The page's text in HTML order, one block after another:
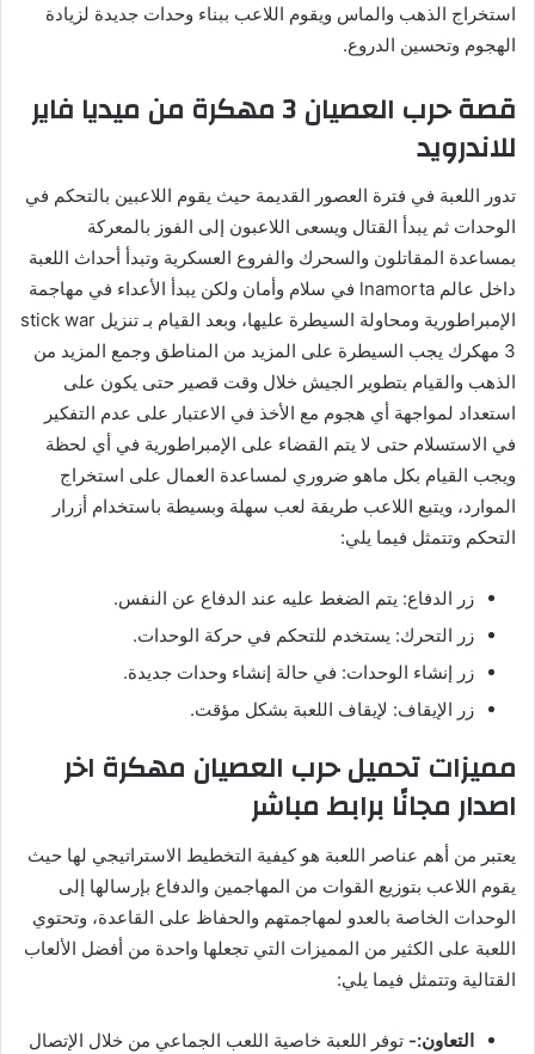
استخراج الذهب والماس ويقوم اللاعب ببناء وحدات جديدة لزيادة
الهجوم وتحسين الدروع.
قصةحرب العصيان 3 مهكرة من ميديا فاير
للاندرويد
تدور اللعبة في فترة العصور القديمة حيث يقوم اللاعبين بالتحكم في
الوحدات ثم يبدأ القتال ويسعى اللاعبون إلى الفوز بالمعركة
بمساعدة المقاتلون والسحرك والفروع العسكرية وتبدأ أحداث اللعبة
داخل عالم lnamorta في سلام وأمان ولكن يبدأ الأعداء في مهاجمة
الإمبراطورية ومحاولة السيطرة عليها، وبعد القيام بـ تنزيل stick war
3 مهكرك يجب السيطرة على المزيد من المناطق وجمع المزيد من
الذهب والقيام بتطوير الجيش خلال وقت قصير حتى يكون على
استعداد لمواجهة أي هجوم مع الأخذ في الاعتبار على عدم التفكير
في الاستسلام حتى لا يتم القضاء على الإمبراطورية في أي لحظة
ويجب القيام بكل ماهو ضروري لمساعدة العمال على استخراج
الموارد، ويتبع اللاعب طريقة لعب سهلة وبسيطة باستخدام أزرار
التحكم وتتمثل فيما يلي:
زر الدفاع: يتم الضغط عليه عند الدفاع عن النفس.
زر التحرك: يستخدم للتحكم في حركة الوحدات.
زر إنشاء الوحدات: في حالة إنشاء وحدات جديدة.
زر الإيقاف: لإيقاف اللعبة بشكل مؤقت.
مميزات تحميل حرب العصيان مهكرة اخر
اصدار مجانًا برابط مباشر
يعتبر من أهم عناصر اللعبة هو كيفية التخطيط الاستراتيجي لها حيث
يقوم اللاعب بتوزيع القوات من المهاجمين والدفاع بإرسالها إلى
الوحدات الخاصة بالعدو لمهاجمتهم والحفاظ على القاعدة، وتحتوي
اللعبة على الكثير من المميزات التي تجعلها واحدة من أفضل الألعاب
القتالية وتتمثل فيما يلي:
التعاون:- توفر اللعبة خاصية اللعب الجماعي من خلال الإتصال